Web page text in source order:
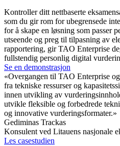
Kontroller ditt nettbaserte
som du gir rom for ubegrensede
for å skape en løsning som passer
utseende og preg til tilpasning av
rapportering, gir TAO Enterprise
fullstendig personlig digital
Se en demonstrasjon
«Overgangen til TAO Enterprise
fra tekniske ressurser og
innen utvikling av
utvikle fleksible og forbedrede
og innovative vurderingsformater.»
Gediminas Trackas
Konsulent ved Litauens nasjonale
Les casestudien